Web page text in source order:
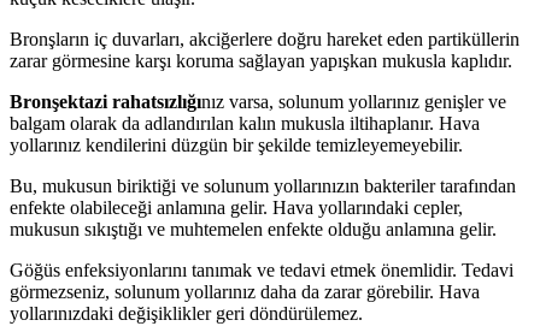
Bronşların iç duvarları, akciğerlere doğru hareket eden partiküllerin
zarar görmesine karşı koruma sağlayan yapışkan mukusla kaplıdır.
Bronşektazi rahatsızlığınız varsa, solunum yollarınız genişler ve
balgam olarak da adlandırılan kalın mukusla iltihaplanır. Hava
yollarınız kendilerini düzgün bir şekilde temizleyemeyebilir.
Bu, mukusun biriktiği ve solunum yollarınızın bakteriler tarafından
enfekte olabileceği anlamına gelir. Hava yollarındaki cepler,
mukusun sıkıştığı ve muhtemelen enfekte olduğu anlamına gelir.
Göğüs enfeksiyonlarını tanımak ve tedavi etmek önemlidir. Tedavi
görmezseniz, solunum yollarınız daha da zarar görebilir. Hava
yollarınızdaki değişiklikler geri döndürülemez.